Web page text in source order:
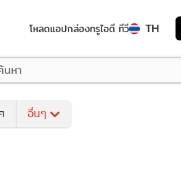
โหลดแอปกล่องทรูไอดี ทีวี TH
อื่นๆ